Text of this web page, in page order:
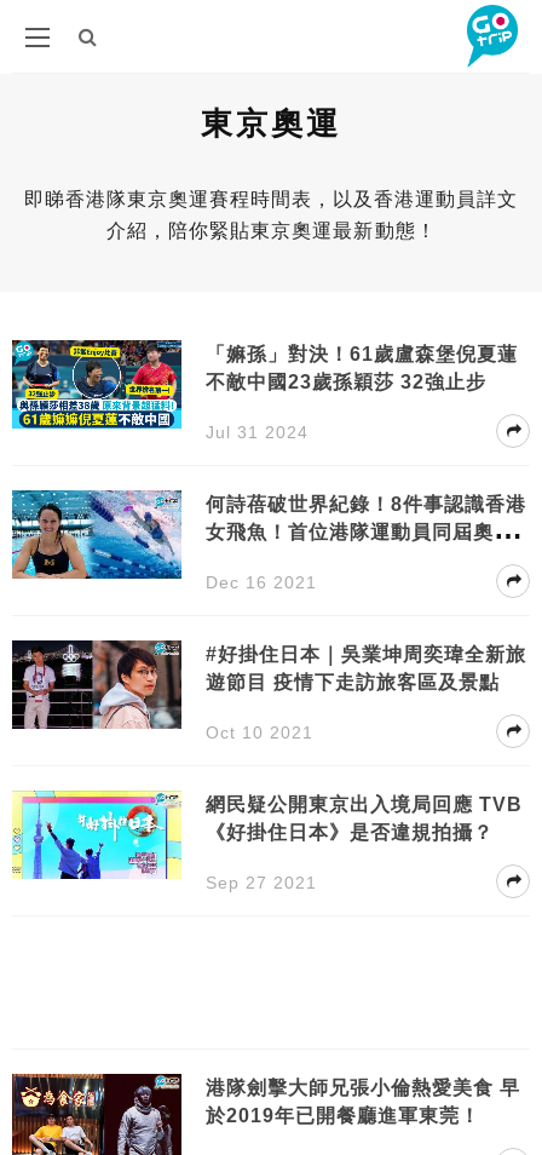
東京奧運
即睇香港隊東京奧運賽程時間表，以及香港運動員詳文
介紹，陪你緊貼東京奧運最新動態！
「嫲孫」對決！61歲盧森堡倪夏蓮
不敵中國23歲孫穎莎 32強止步
Jul 31 2024
何詩蓓破世界紀錄！8件事認識香港
女飛魚！首位港隊運動員同屆奧運
Dec 16 2021
#好掛住日本｜吳業坤周奕瑋全新旅
遊節目 疫情下走訪旅客區及景點
Oct 10 2021
網民疑公開東京出入境局回應 TVB
《好掛住日本》是否違規拍攝？
Sep 27 2021
港隊劍擊大師兄張小倫熱愛美食 早
於2019年已開餐廳進軍東莞！